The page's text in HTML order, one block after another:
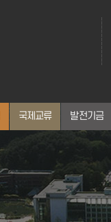
국제교류 발전기금